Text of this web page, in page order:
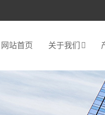
网站首页 关于我们